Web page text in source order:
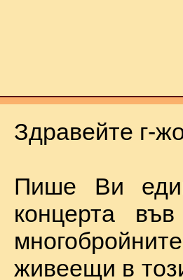
Здравейте г-
Пише Ви
концерта
живеещи в